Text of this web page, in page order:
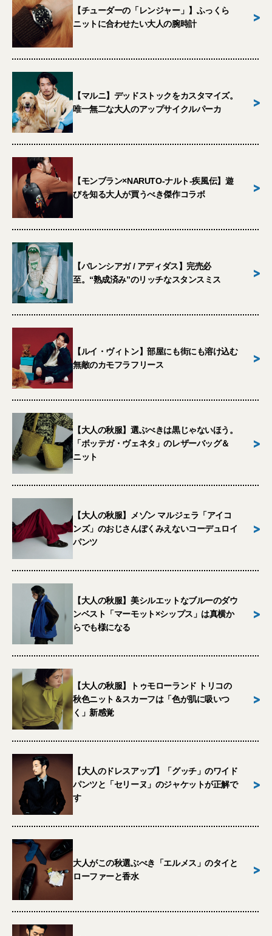
【チューダーの「レンジャー」】ふっくら
ニットに合わせたい大人の腕時計
>
【マルニ】デッドストックをカスタマイズ。
唯一無二な大人のアップサイクルパーカ
>
【モンブラン×NARUTO-ナルト-疾風伝】遊
びを知る大人が買うべき傑作コラボ
>
【バレンシアガ / アディダス】完売必
至。“熟成済み”のリッチなスタンスミス
>
【ルイ・ヴィトン】部屋にも街にも溶け込む
無敵のカモフラフリース
>
【大人の秋服】選ぶべきは黒じゃないほう。
「ボッテガ・ヴェネタ」のレザーバッグ＆
ニット
>
【大人の秋服】メゾン マルジェラ「アイコ
ンズ」のおじさんぽくみえないコーデュロイ
パンツ
>
【大人の秋服】美シルエットなブルーのダウ
ンベスト「マーモット×シップス」は真横か
らでも様になる
>
【大人の秋服】トゥモローランド トリコの
秋色ニット＆スカーフは「色が肌に吸いつ
く」新感覚
>
【大人のドレスアップ】「グッチ」のワイド
パンツと「セリーヌ」のジャケットが正解で
す
>
大人がこの秋選ぶべき「エルメス」のタイと
ローファーと香水
>